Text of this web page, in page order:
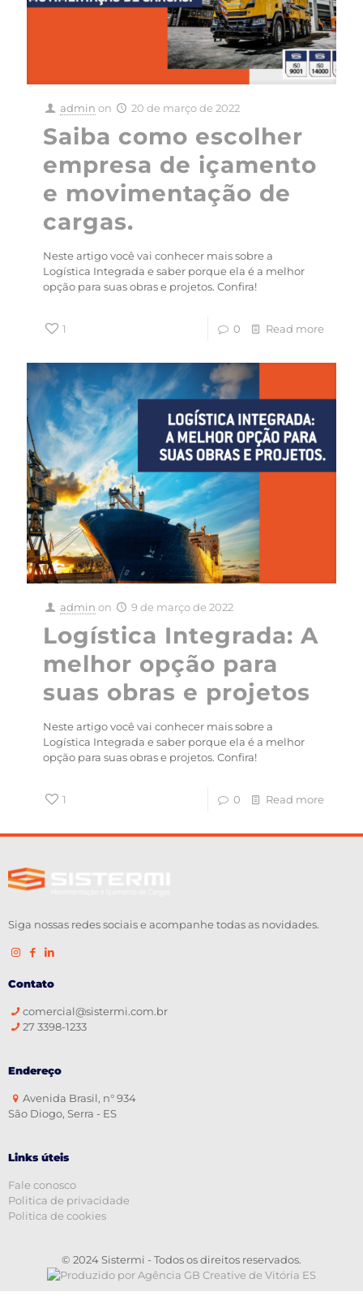
admin on 20 de março de 2022
Saiba como escolher
empresa de içamento
e movimentação de
cargas.
Neste artigo você vai conhecer mais sobre a
Logística Integrada e saber porque ela é a melhor
opção para suas obras e projetos. Confira!
1 0 Read more
admin on 9 de março de 2022
Logística Integrada: A
melhor opção para
suas obras e projetos
Neste artigo você vai conhecer mais sobre a
Logística Integrada e saber porque ela é a melhor
opção para suas obras e projetos. Confira!
1 0 Read more
Siga nossas redes sociais e acompanhe todas as novidades.
Contato
comercial@sistermi.com.br
27 3398-1233
Endereço
Avenida Brasil, n° 934
São Diogo, Serra - ES
Links úteis
Fale conosco
Politica de privacidade
Politica de cookies
© 2024 Sistermi - Todos os direitos reservados.